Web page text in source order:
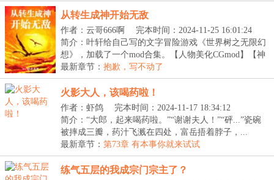
从转生成神开始无敌
作者：云哥666啊
完本时间：2024-11-25 16:01:24
简介：叶轩给自己写的文字冒险游戏《世界树之无限幻
想》，加载了一个mod合集。【人物美化CGmod】【神
器打...
最新章节： 抱歉，写不动了
火影大人，该喝药啦！
作者：虾鸽
完本时间：2024-11-17 18:34:12
简介：“大郎，起来喝药啦。”“谢谢夫人！”“砰...”瓷碗
被摔成三瓣，药汁飞溅在四处，富岳捂着脖子，...
最新章节： 第73章 有本事你就来试试
练气五层的我成宗门宗主了？